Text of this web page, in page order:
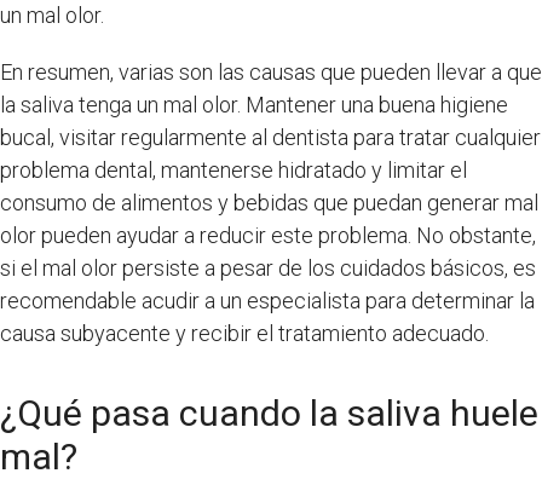
un mal olor.
En resumen, varias son las causas que pueden llevar a que
la saliva tenga un mal olor. Mantener una buena higiene
bucal, visitar regularmente al dentista para tratar cualquier
problema dental, mantenerse hidratado y limitar el
consumo de alimentos y bebidas que puedan generar mal
olor pueden ayudar a reducir este problema. No obstante,
si el mal olor persiste a pesar de los cuidados básicos, es
recomendable acudir a un especialista para determinar la
causa subyacente y recibir el tratamiento adecuado.
¿Qué pasa cuando la saliva huele
mal?